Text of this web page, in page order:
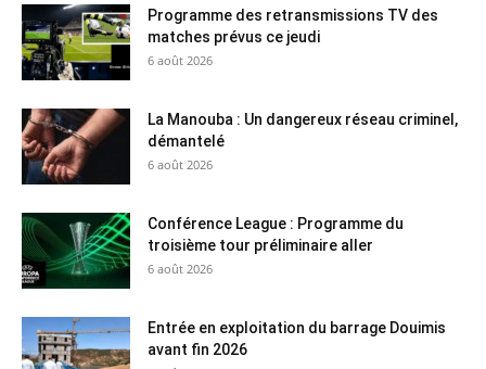
Programme des retransmissions TV des
matches prévus ce jeudi
6 août 2026
La Manouba : Un dangereux réseau criminel,
démantelé
6 août 2026
Conférence League : Programme du
troisième tour préliminaire aller
6 août 2026
Entrée en exploitation du barrage Douimis
avant fin 2026